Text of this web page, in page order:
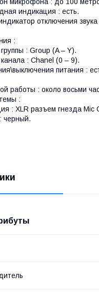
микрофона : до 100
индикация : есть.
отключения звука
:
: Group (A – Y).
: Chanel (0 – 9).
питания :
работы : около восьми
:
: XLR разъем гнезда Mic
черный.